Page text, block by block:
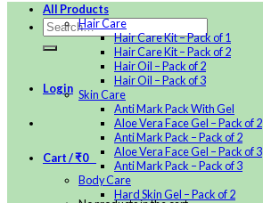
Login
Cart /₹0
All Products
Hair Care
Hair Care Kit – Pack of 1
Hair Care Kit – Pack of 2
Hair Oil – Pack of 2
Hair Oil – Pack of 3
Skin Care
Anti Mark Pack With Gel
Aloe Vera Face Gel – Pack of 2
Anti Mark Pack – Pack of 2
Aloe Vera Face Gel – Pack of 3
Anti Mark Pack – Pack of 3
Body Care
Hard Skin Gel – Pack of 2